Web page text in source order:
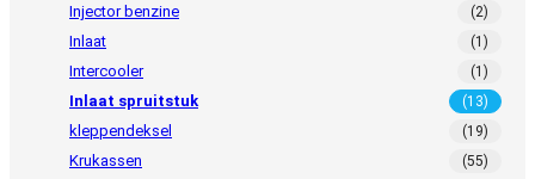
Injector benzine (2)
Inlaat (1)
Intercooler (1)
Inlaat spruitstuk (13)
kleppendeksel (19)
Krukassen (55)